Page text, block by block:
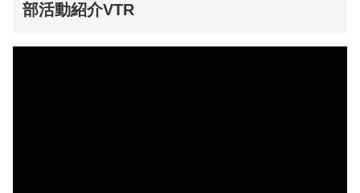
部活動紹介VTR